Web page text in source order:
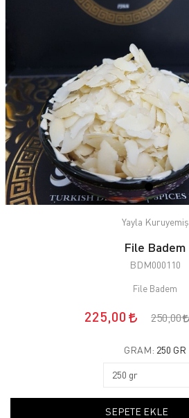
Yayla Kuruyemiş
File Badem
BDM000110
File Badem
225,00 250,00
GRAM: 250 GR
SEPETE EKLE